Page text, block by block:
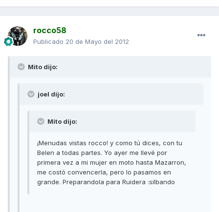
rocco58
Publicado 20 de Mayo del 2012
Mito dijo:
joel dijo:
Mito dijo:
¡Menudas vistas rocco! y como tú dices, con tu
Belen a todas partes. Yo ayer me llevé por
primera vez a mi mujer en moto hasta Mazarron,
me costó convencerla, pero lo pasamos en
grande. Preparandola para Ruidera :silbando